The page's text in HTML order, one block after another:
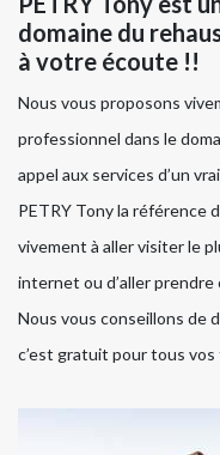
domaine du
à votre écoute !!
Nous vous proposons
professionnel dans le
appel aux services d’un
PETRY Tony la référence
vivement à aller visiter le
internet ou d’aller prendre
Nous vous conseillons de
c’est gratuit pour tous